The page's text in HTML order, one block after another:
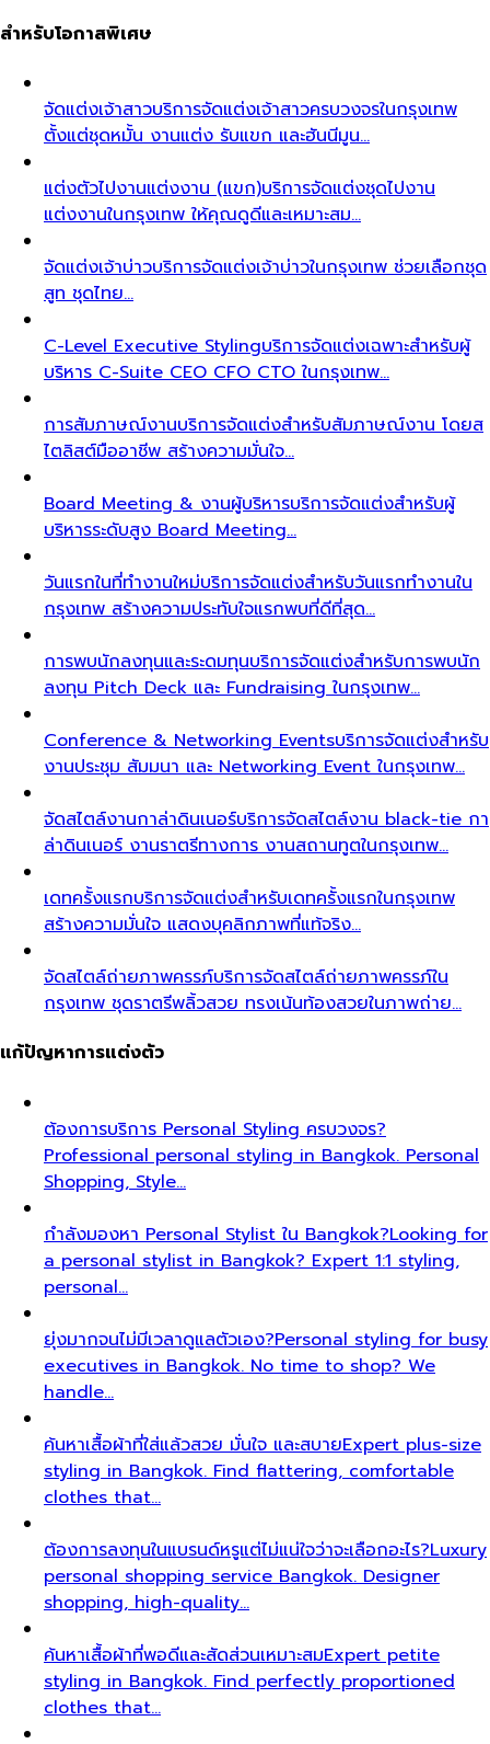
สำหรับโอกาสพิเศษ
จัดแต่งเจ้าสาวบริการจัดแต่งเจ้าสาวครบวงจรในกรุงเทพ
ตั้งแต่ชุดหมั้น งานแต่ง รับแขก และฮันนีมูน…
แต่งตัวไปงานแต่งงาน (แขก)บริการจัดแต่งชุดไปงาน
แต่งงานในกรุงเทพ ให้คุณดูดีและเหมาะสม…
จัดแต่งเจ้าบ่าวบริการจัดแต่งเจ้าบ่าวในกรุงเทพ ช่วยเลือกชุด
สูท ชุดไทย…
C-Level Executive Stylingบริการจัดแต่งเฉพาะสำหรับผู้
บริหาร C-Suite CEO CFO CTO ในกรุงเทพ…
การสัมภาษณ์งานบริการจัดแต่งสำหรับสัมภาษณ์งาน โดยส
ไตลิสต์มืออาชีพ สร้างความมั่นใจ…
Board Meeting & งานผู้บริหารบริการจัดแต่งสำหรับผู้
บริหารระดับสูง Board Meeting…
วันแรกในที่ทำงานใหม่บริการจัดแต่งสำหรับวันแรกทำงานใน
กรุงเทพ สร้างความประทับใจแรกพบที่ดีที่สุด…
การพบนักลงทุนและระดมทุนบริการจัดแต่งสำหรับการพบนัก
ลงทุน Pitch Deck และ Fundraising ในกรุงเทพ…
Conference & Networking Eventsบริการจัดแต่งสำหรับ
งานประชุม สัมมนา และ Networking Event ในกรุงเทพ…
จัดสไตล์งานกาล่าดินเนอร์บริการจัดสไตล์งาน black-tie กา
ล่าดินเนอร์ งานราตรีทางการ งานสถานทูตในกรุงเทพ…
เดทครั้งแรกบริการจัดแต่งสำหรับเดทครั้งแรกในกรุงเทพ
สร้างความมั่นใจ แสดงบุคลิกภาพที่แท้จริง…
จัดสไตล์ถ่ายภาพครรภ์บริการจัดสไตล์ถ่ายภาพครรภ์ใน
กรุงเทพ ชุดราตรีพลิ้วสวย ทรงเน้นท้องสวยในภาพถ่าย…
แก้ปัญหาการแต่งตัว
ต้องการบริการ Personal Styling ครบวงจร?
Professional personal styling in Bangkok. Personal
Shopping, Style…
กำลังมองหา Personal Stylist ใน Bangkok?Looking for
a personal stylist in Bangkok? Expert 1:1 styling,
personal…
ยุ่งมากจนไม่มีเวลาดูแลตัวเอง?Personal styling for busy
executives in Bangkok. No time to shop? We
handle…
ค้นหาเสื้อผ้าที่ใส่แล้วสวย มั่นใจ และสบายExpert plus-size
styling in Bangkok. Find flattering, comfortable
clothes that…
ต้องการลงทุนในแบรนด์หรูแต่ไม่แน่ใจว่าจะเลือกอะไร?Luxury
personal shopping service Bangkok. Designer
shopping, high-quality…
ค้นหาเสื้อผ้าที่พอดีและสัดส่วนเหมาะสมExpert petite
styling in Bangkok. Find perfectly proportioned
clothes that…